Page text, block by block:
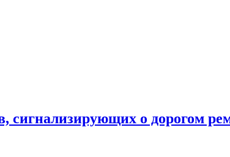
сигнализирующих о дорогом